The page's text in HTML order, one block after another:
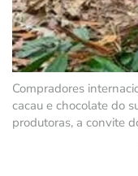
Compradores
cacau e chocolate do
produtoras, a convite